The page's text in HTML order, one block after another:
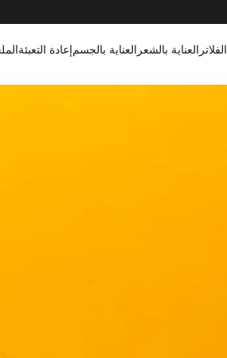
الفلاتر العناية بالشعر العناية بالجسمإعادة التعبئة